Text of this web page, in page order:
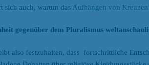
sich auch, warum das Aufhängen von
gegenüber dem Pluralismus
also festzuhalten, dass fortschrittliche